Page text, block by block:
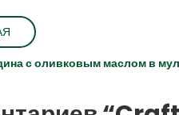
с оливковым маслом в